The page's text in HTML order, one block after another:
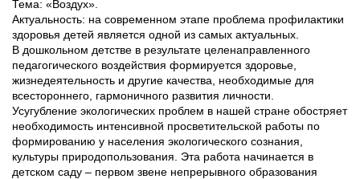
Тема: «Воздух».
Актуальность: на современном этапе проблема профилактики
здоровья детей является одной из самых актуальных.
В дошкольном детстве в результате целенаправленного
педагогического воздействия формируется здоровье,
жизнедеятельность и другие качества, необходимые для
всестороннего, гармоничного развития личности.
Усугубление экологических проблем в нашей стране обостряет
необходимость интенсивной просветительской работы по
формированию у населения экологического сознания,
культуры природопользования. Эта работа начинается в
детском саду – первом звене непрерывного образования